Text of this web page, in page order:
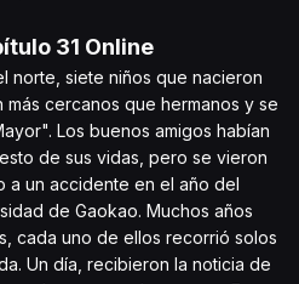
31 Online
norte, siete niños que nacieron
cercanos que hermanos y se
Los buenos amigos habían
de sus vidas, pero se vieron
a un accidente en el año del
de Gaokao. Muchos años
cada uno de ellos recorrió solos
Un día, recibieron la noticia de